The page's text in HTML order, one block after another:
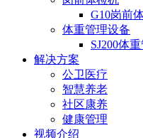
G10岗前
体重管理设备
SJ200体
解决方案
公卫医疗
智慧养老
社区康养
健康管理
视频介绍